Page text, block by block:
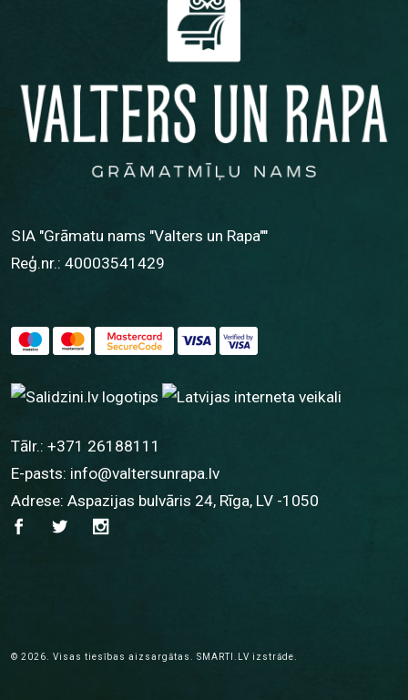
SIA "Grāmatu nams "Valters un Rapa""
Reģ.nr.: 40003541429
Tālr.: +371 26188111
E-pasts: info@valtersunrapa.lv
Adrese: Aspazijas bulvāris 24, Rīga, LV -1050
© 2026. Visas tiesības aizsargātas. SMARTI.LV izstrāde.